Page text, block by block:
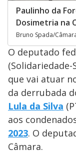
Paulinho da
Dosimetria na
Bruno Spada/
O deputado
que vai atuar
da derrubada
Lula da Silva
aos
2023. O
Câmara.